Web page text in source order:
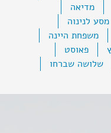
מדיאה
מסע לנינוה
משפחת היינה
פאוסט
שלושה שברחו